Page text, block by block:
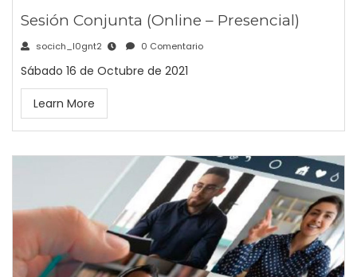
Sesión Conjunta (Online – Presencial)
socich_l0gnt2 0 Comentario
Sábado 16 de Octubre de 2021
Learn More